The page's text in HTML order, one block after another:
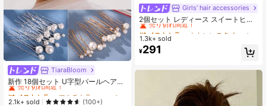
TiaraBloom
新作 18個セット U字型パールヘアピ
ン - ミニマリストブライダルヘアア
クセサリー 結婚式、バンケット、パ
#1 ベストセラー
売り切れ間近！
#1 ベストセラー
売り切れ間近！
#1 ベストセラー
売り切れ間近！
2.1k+ sold (100+)
Girls' hair accessories
2個セット レディース スイートヒト
デ&フラワー ヘアクリップ、かわい
いフェイクパールシェル ヘアバレッ
タ、夏ビーチヘアアクセサリー ガー
ルズ用、クロウクリップ
#1 ベストセラー
かわいいスタイル アクセサリー
売り切れ間近！
#1 ベストセラー
売り切れ間近！
#1 ベストセラー
売り切れ間近！
#1 ベストセラー
1.3k+ sold
¥291